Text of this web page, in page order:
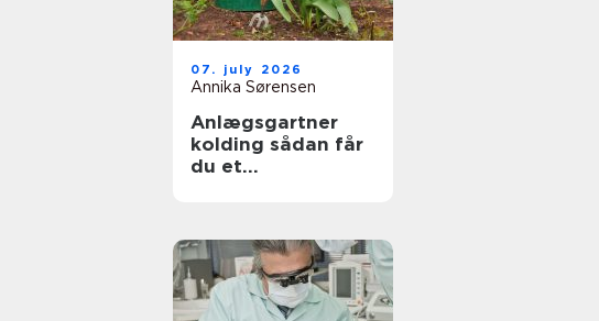
07. july 2026
Annika Sørensen
Anlægsgartner
kolding sådan får
du et